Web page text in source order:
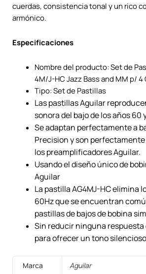
cuerdas, consistencia tonal y un rico
armónico.
Especificaciones
Nombre del producto: Set de
4M/J-HC Jazz Bass and MM p/ 4
Tipo: Set de Pastillas
Las pastillas Aguilar
sonora del bajo de los años 60
Se adaptan perfectamente a
Precision y son
los preamplificadores Aguilar.
Usando el diseño único de
Aguilar
La pastilla AG4MJ-HC elimina
60Hz que se encuentran
pastillas de bajos de bobina
Sin reducir ninguna
para ofrecer un tono silencioso
Marca Aguilar